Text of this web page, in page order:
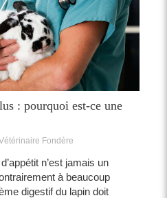
: pourquoi est-ce une
Fondère
n’est jamais un
à beaucoup
digestif du lapin doit